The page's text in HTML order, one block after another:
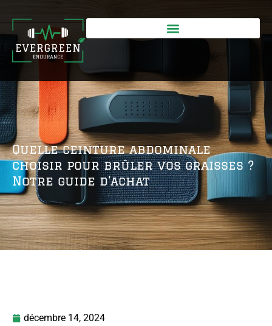
Quelle ceinture abdominale
choisir pour brûler vos graisses ?
Notre guide d’achat
décembre 14, 2024